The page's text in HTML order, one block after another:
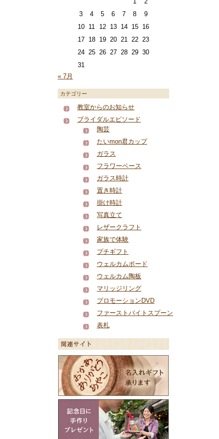
3
4 5 6 7 8
9
10
11 12 13 14 15
16
17
18 19 20 21 22 23
24 25 26 27 28 29 30
31
« 7月
カテゴリー
教室からのお知らせ
ブライダルエピソード
陶芸
たいmon君カップ
ガラス
フラワーベース
ガラス時計
置き時計
掛け時計
写真立て
レザークラフト
家族で体験
プチギフト
ウェルカムボード
ウェルカム陶板
マリッジリング
プロモーションDVD
ファーストバイトスプーン
表札